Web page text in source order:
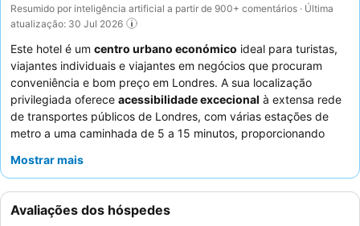
Resumido por inteligência artificial a partir de 900+ comentários · Última
atualização: 30 Jul 2026
Este hotel é um centro urbano económico ideal para turistas,
viajantes individuais e viajantes em negócios que procuram
conveniência e bom preço em Londres. A sua localização
privilegiada oferece acessibilidade excecional à extensa rede
de transportes públicos de Londres, com várias estações de
metro a uma caminhada de 5 a 15 minutos, proporcionando
Heathrow. A inclusão de uma
hóspedes elogiam consistentemente a
é simpática, prestável e profissional
Mostrar mais
Avaliações dos hóspedes